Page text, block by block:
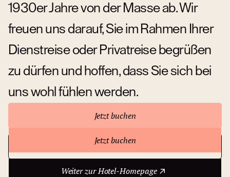
1930er Jahre von der Masse ab. Wir
freuen uns darauf, Sie im Rahmen Ihrer
Dienstreise oder Privatreise begrüßen
zu dürfen und hoffen, dass Sie sich bei
uns wohl fühlen werden.
Jetzt buchen
Jetzt buchen
Weiter zur Hotel-Homepage
Weiter zur Hotel-Homepage
Über das Hotel